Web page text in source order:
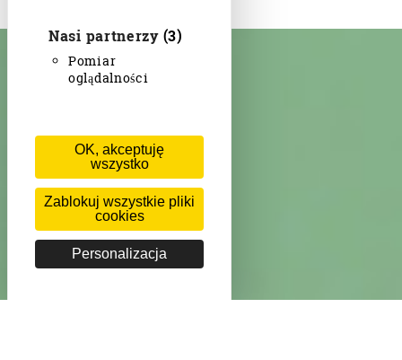
Nasi partnerzy (3)
Pomiar
oglądalności
OK, akceptuję
wszystko
Zablokuj wszystkie pliki
cookies
Personalizacja